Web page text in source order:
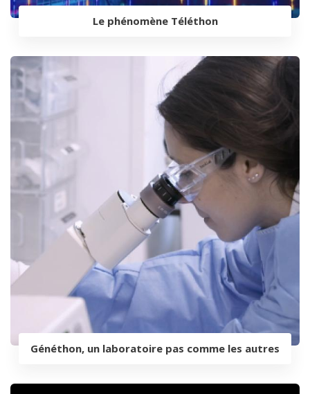
Le phénomène Téléthon
Généthon, un laboratoire pas comme les autres